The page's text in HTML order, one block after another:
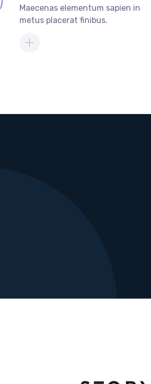
Maecenas elementum sapien in
metus placerat finibus.